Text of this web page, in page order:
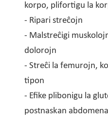
korpo, plifortigu la
- Ripari streĉojn
- Malstreĉigi
dolorojn
- Streĉi la femurojn,
tipon
- Efike plibonigu la
postnaskan